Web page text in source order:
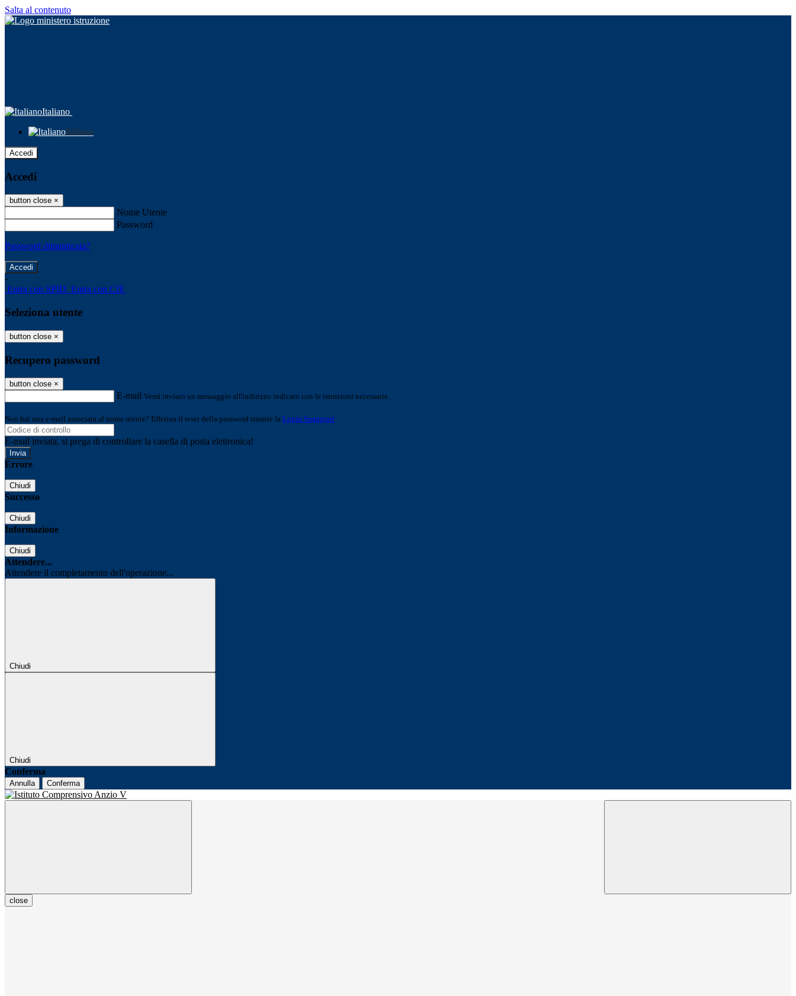
Salta al contenuto
Italiano
Italiano
Accedi
Accedi
button close ×
Nome Utente
Password
Password dimenticata?
-
Entra con SPID Entra con CIE
Seleziona utente
button close ×
Recupero password
button close ×
E-mail Verrà inviato un messaggio all'indirizzo indicato con le istruzioni necessarie.
Non hai una e-mail associata al nome utente? Effettua il reset della password tramite la Login Spaggiari
E-mail inviata, si prega di controllare la casella di posta elettronica!
Errore
Chiudi
Successo
Chiudi
Informazione
Chiudi
Attendere...
Attendere il completamento dell'operazione...
Chiudi
Chiudi
Conferma
Annulla Conferma
close